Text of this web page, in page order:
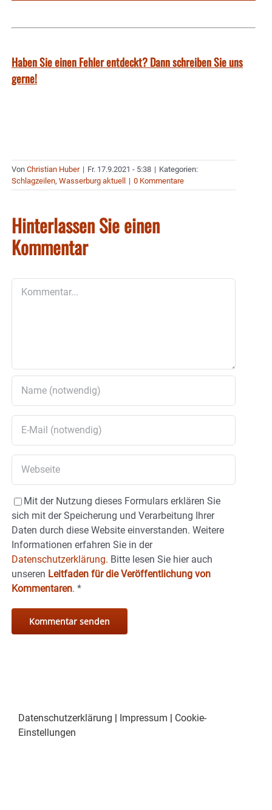
Haben Sie einen Fehler entdeckt? Dann schreiben Sie uns
gerne!
Von Christian Huber | Fr. 17.9.2021 - 5:38 | Kategorien:
Schlagzeilen, Wasserburg aktuell | 0 Kommentare
Hinterlassen Sie einen
Kommentar
Mit der Nutzung dieses Formulars erklären Sie
sich mit der Speicherung und Verarbeitung Ihrer
Daten durch diese Website einverstanden. Weitere
Informationen erfahren Sie in der
Datenschutzerklärung. Bitte lesen Sie hier auch
unseren Leitfaden für die Veröffentlichung von
Kommentaren. *
Datenschutzerklärung | Impressum | Cookie-
Einstellungen